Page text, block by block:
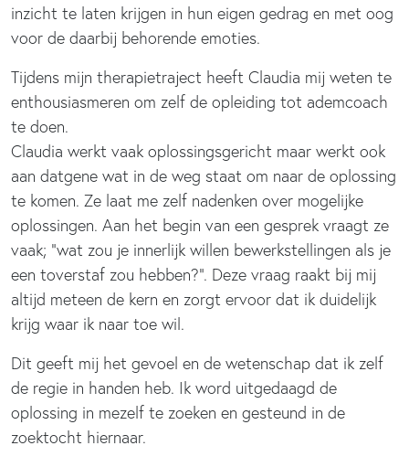
inzicht te laten krijgen in hun eigen gedrag en met oog
voor de daarbij behorende emoties.
Tijdens mijn therapietraject heeft Claudia mij weten te
enthousiasmeren om zelf de opleiding tot ademcoach
te doen.
Claudia werkt vaak oplossingsgericht maar werkt ook
aan datgene wat in de weg staat om naar de oplossing
te komen. Ze laat me zelf nadenken over mogelijke
oplossingen. Aan het begin van een gesprek vraagt ze
vaak; “wat zou je innerlijk willen bewerkstellingen als je
een toverstaf zou hebben?”. Deze vraag raakt bij mij
altijd meteen de kern en zorgt ervoor dat ik duidelijk
krijg waar ik naar toe wil.
Dit geeft mij het gevoel en de wetenschap dat ik zelf
de regie in handen heb. Ik word uitgedaagd de
oplossing in mezelf te zoeken en gesteund in de
zoektocht hiernaar.